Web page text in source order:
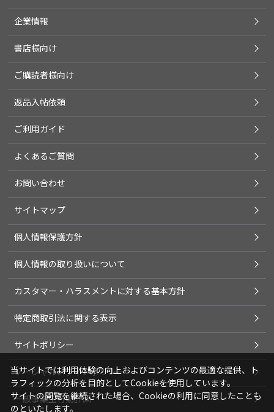
企業情報
書店様向け
ご購読者様向け
返品入帖依頼
ご利用ガイド
よくあるご質問
お問い合わせ
サイトマップ
個人情報保護方針
個人情報の取り扱いについて
カスタマー・ハラスメントに対する基本方針
特定商取引法に関する表示
サイトポリシー
ソーシャルメディアポリシー
一般事業主行動計画
当サイトでは利用体験の向上およびコンテンツの最適な提供、ト
ラフィックの分析を目的としてCookieを使用しています。
サイトの閲覧を継続された場合、Cookieの利用に同意したことも
のといたします。